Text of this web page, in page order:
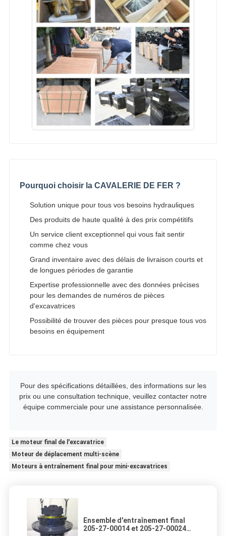
Pourquoi choisir la CAVALERIE DE FER ?
Solution unique pour tous vos besoins hydrauliques
Des produits de haute qualité à des prix compétitifs
Un service client exceptionnel qui vous fait sentir
comme chez vous
Grand inventaire avec des délais de livraison courts et
de longues périodes de garantie
Expertise professionnelle avec des données précises
pour les demandes de numéros de pièces
d'excavatrices
Possibilité de trouver des pièces pour presque tous vos
besoins en équipement
Pour des spécifications détaillées, des informations sur les
prix ou une consultation technique, veuillez contacter notre
équipe commerciale pour une assistance personnalisée.
Le moteur final de l'excavatrice
Moteur de déplacement multi-scène
Moteurs à entraînement final pour mini-excavatrices
Ensemble d'entraînement final
205-27-00014 et 205-27-00024